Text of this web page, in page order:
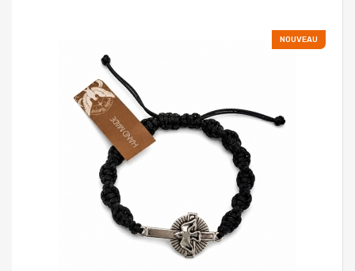
NOUVEAU